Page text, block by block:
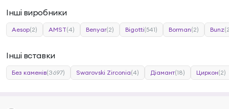
Інші виробники
Aesop(2) AMST(4) Benyar(2) Bigotti(541) Borman(2) Bunz
Інші вставки
Без каменів(3697) Swarovski Zirconia(4) Діамант(18) Циркон(2)